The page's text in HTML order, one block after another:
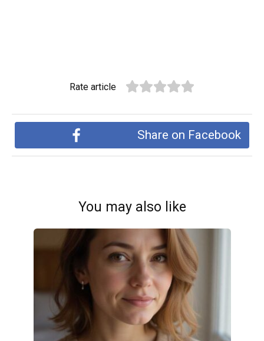
Rate article
Share on Facebook
You may also like